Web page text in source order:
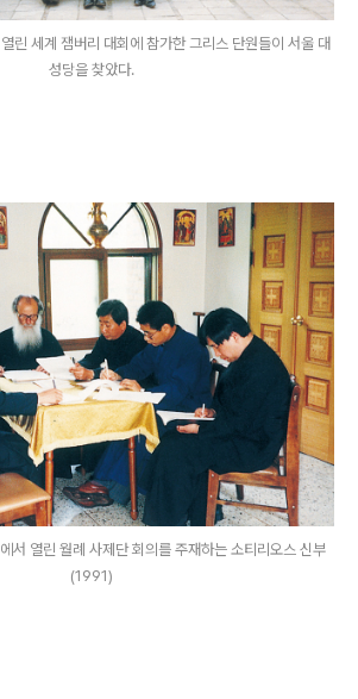
린 세계 잼버리 대회에 참가한 그리스 단원들이 서울 대
성당을 찾았다.
서 열린 월례 사제단 회의를 주재하는 소티리오스 신부
(1991)